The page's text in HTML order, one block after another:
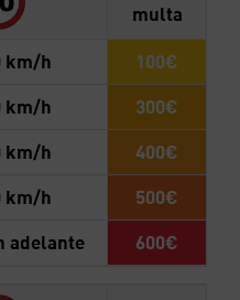
multa
km/h
100€
km/h
300€
km/h
400€
km/h
500€
adelante 600€